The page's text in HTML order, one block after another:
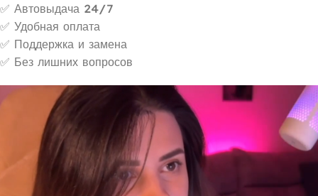
✅ Автовыдача 24/7
✅ Удобная оплата
✅ Поддержка и замена
✅ Без лишних вопросов